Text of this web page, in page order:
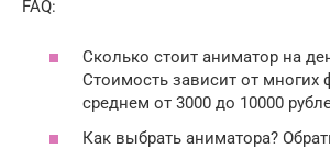
FAQ:
Сколько стоит аниматор на
Стоимость зависит от многих
среднем от 3000 до 10000
Как выбрать аниматора?